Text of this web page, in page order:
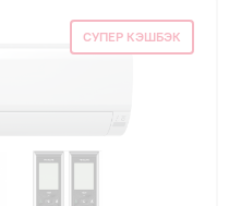
СУПЕР КЭШБЭК